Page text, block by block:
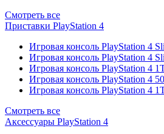
Смотреть все
Приставки PlayStation 4
Игровая консоль PlayStation 4
Игровая консоль PlayStation 4
Игровая консоль PlayStation 4
Игровая консоль PlayStation 4
Игровая консоль PlayStation 4
Смотреть все
Аксессуары PlayStation 4